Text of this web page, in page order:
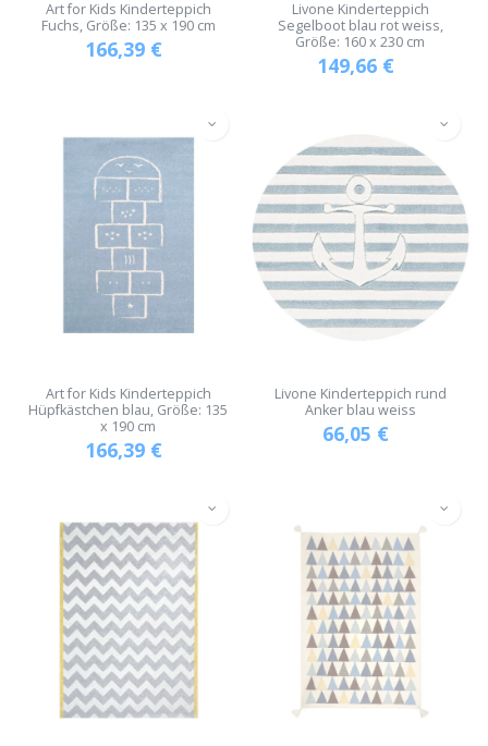
Art for Kids Kinderteppich
Fuchs, Größe: 135 x 190 cm
166,39 €
Livone Kinderteppich
Segelboot blau rot weiss,
Größe: 160 x 230 cm
149,66 €
Art for Kids Kinderteppich
Hüpfkästchen blau, Größe: 135
x 190 cm
166,39 €
Livone Kinderteppich rund
Anker blau weiss
66,05 €